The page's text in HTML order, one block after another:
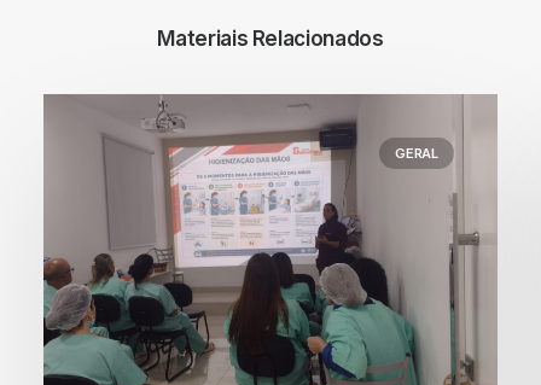
Materiais Relacionados
GERAL